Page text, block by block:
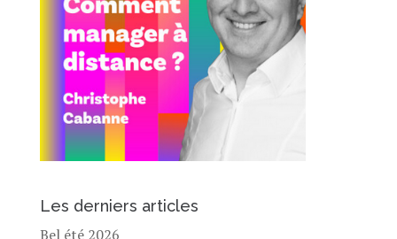
Les derniers articles
Bel été 2026